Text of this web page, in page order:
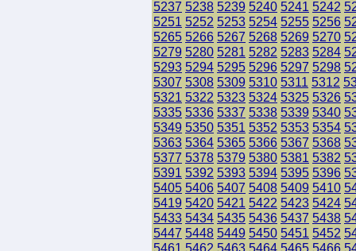
5237 5238 5239 5240 5241 5242
5251 5252 5253 5254 5255 5256
5265 5266 5267 5268 5269 5270
5279 5280 5281 5282 5283 5284
5293 5294 5295 5296 5297 5298
5307 5308 5309 5310 5311 5312
5321 5322 5323 5324 5325 5326
5335 5336 5337 5338 5339 5340
5349 5350 5351 5352 5353 5354
5363 5364 5365 5366 5367 5368
5377 5378 5379 5380 5381 5382
5391 5392 5393 5394 5395 5396
5405 5406 5407 5408 5409 5410
5419 5420 5421 5422 5423 5424
5433 5434 5435 5436 5437 5438
5447 5448 5449 5450 5451 5452
5461 5462 5463 5464 5465 5466